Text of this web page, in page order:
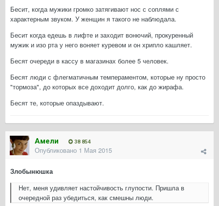
Бесит, когда мужики громко затягивают нос с соплями с
характерным звуком. У женщин я такого не наблюдала.
Бесит когда едешь в лифте и заходит вонючий, прокуренный
мужик и изо рта у него воняет куревом и он хрипло кашляет.
Бесят очереди в кассу в магазинах более 5 человек.
Бесят люди с флегматичным темпераментом, которые ну просто
"тормоза", до которых все доходит долго, как до жирафа.
Бесят те, которые опаздывают.
Амели 38 854
Опубликовано 1 Мая 2015
Злобынюшка
Нет, меня удивляет настойчивость глупости. Пришла в
очередной раз убедиться, как смешны люди.